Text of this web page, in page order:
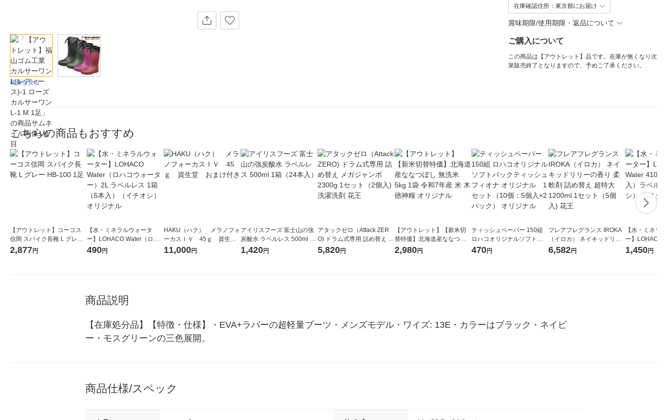
画像を見る
在庫確認住所：東京都にお届け
賞味期限/使用期限・返品について
ご購入について
この商品は【アウトレット】品です。在庫が無くなり次
第販売終了となりますので、予めご了承ください。
こちらの商品もおすすめ
【アウトレット】コーコス
信岡 スパイク長靴 L グレー
HB-100 1足
2,877円
【水・ミネラルウォータ
ー】LOHACO Water（ロハ
コウォーター）2L ラベルレ
490円
HAKU（ハク） メラノフォ
ーカスＩＶ 45ｇ 資生
堂 おまけ付き
11,000円
アイリスフーズ 富士山の強
炭酸水 ラベルレス 500ml 1
箱（24本入）
1,420円
アタックゼロ（Attack ZER
O) ドラム式専用 詰め替え メ
ガジャンボ 2300g 1セット
5,820円
【アウトレット】【新米切
替特価】北海道産ななつぼ
し 無洗米 5kg 1袋 令和7年産
2,980円
ティッシュペーパー 150組
ロハコオリジナルソフトパ
ックティッシュ フィオナ オ
470円
フレアフレグランス IROKA
（イロカ） ネイキッドリリ
ーの香り 柔軟剤 詰め替え 超
6,582円
【水・ミネラ
ー】LOHACO
1箱（20本入
1,450円
商品説明
【在庫処分品】【特徴・仕様】・EVA+ラバーの超軽量ブーツ・メンズモデル・ワイズ: 13E・カラーはブラック・ネイビ
ー・モスグリーンの三色展開。
商品仕様/スペック